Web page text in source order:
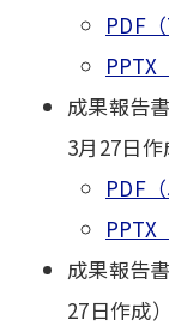
PDF（
PPTX
成果報告
3月27日作
PDF
PPTX
成果報告
27日作成）